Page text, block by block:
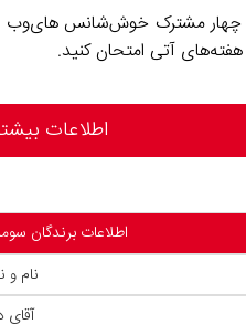
مشترک خوش‌شانس های‌وب
آتی امتحان کنید.
اطلاعات
اطلاعات برندگان
نام و
آقای